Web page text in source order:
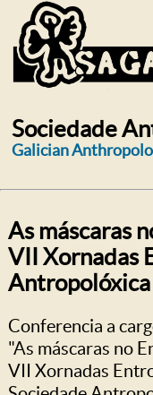
Sociedade
Galician
As máscaras
VII Xornadas
Antropolóxica
Conferencia a
"As máscaras no
VII Xornadas